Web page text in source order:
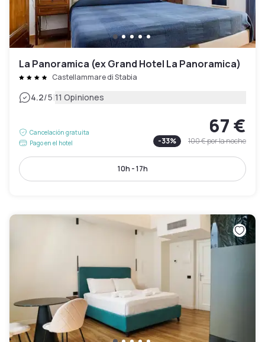
La Panoramica (ex Grand Hotel La Panoramica)
Castellammare di Stabia
4.2/5|11 Opiniones
Cancelación gratuita
Pago en el hotel
67 €
-33% 100 €por la noche
10h - 17h